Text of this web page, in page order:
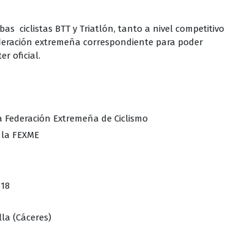
ciclistas BTT y Triatlón, tanto a nivel competitivo
extremeña correspondiente para poder
oficial.
Extremeña de Ciclismo
FEXME
(Cáceres)